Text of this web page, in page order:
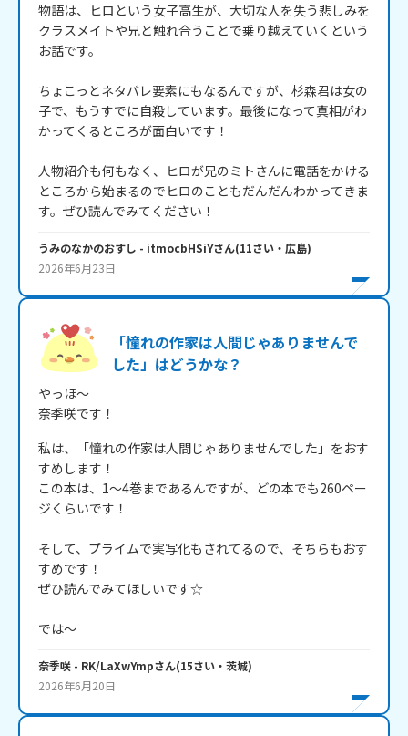
物語は、ヒロという女子高生が、大切な人を失う悲しみを
クラスメイトや兄と触れ合うことで乗り越えていくという
お話です。
ちょこっとネタバレ要素にもなるんですが、杉森君は女の
子で、もうすでに自殺しています。最後になって真相がわ
かってくるところが面白いです！
人物紹介も何もなく、ヒロが兄のミトさんに電話をかける
ところから始まるのでヒロのこともだんだんわかってきま
す。ぜひ読んでみてください！
うみのなかのおすし - itmocbHSiYさん(11さい・ 広島)
2026年6月23日
「憧れの作家は人間じゃありませんで
した」はどうかな？
やっほ～
奈季咲です！
私は、「憧れの作家は人間じゃありませんでした」をおす
すめします！
この本は、1～4巻まであるんですが、どの本でも260ペー
ジくらいです！
そして、プライムで実写化もされてるので、そちらもおす
すめです！
ぜひ読んでみてほしいです☆
では～
奈季咲 - RK/LaXwYmpさん(15さい・ 茨城)
2026年6月20日